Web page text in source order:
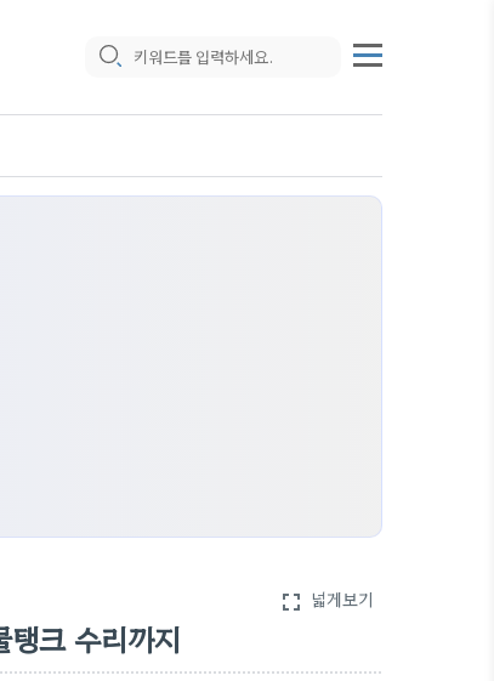
fullscreen 넓게보기
크 수리까지